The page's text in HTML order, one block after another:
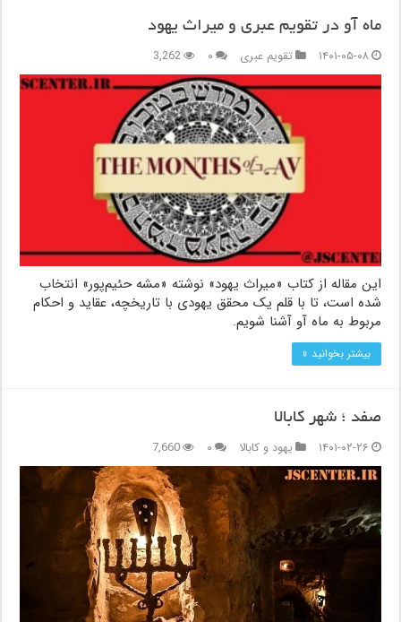
ماه آو در تقویم عبری و میراث یهود
۱۴۰۱-۰۵-۰۸
تقویم عبری ۰ 3,262
این مقاله از کتاب «میراث یهود» نوشته «مشه حئیم‌پور» انتخاب
شده است، تا با قلم یک محقق یهودی با تاریخچه، عقاید و احکام
مربوط به ماه آو آشنا شویم.
بیشتر بخوانید »
صفد ؛ شهر کابالا
۱۴۰۱-۰۲-۲۶
یهود و کابالا ۰ 7,660